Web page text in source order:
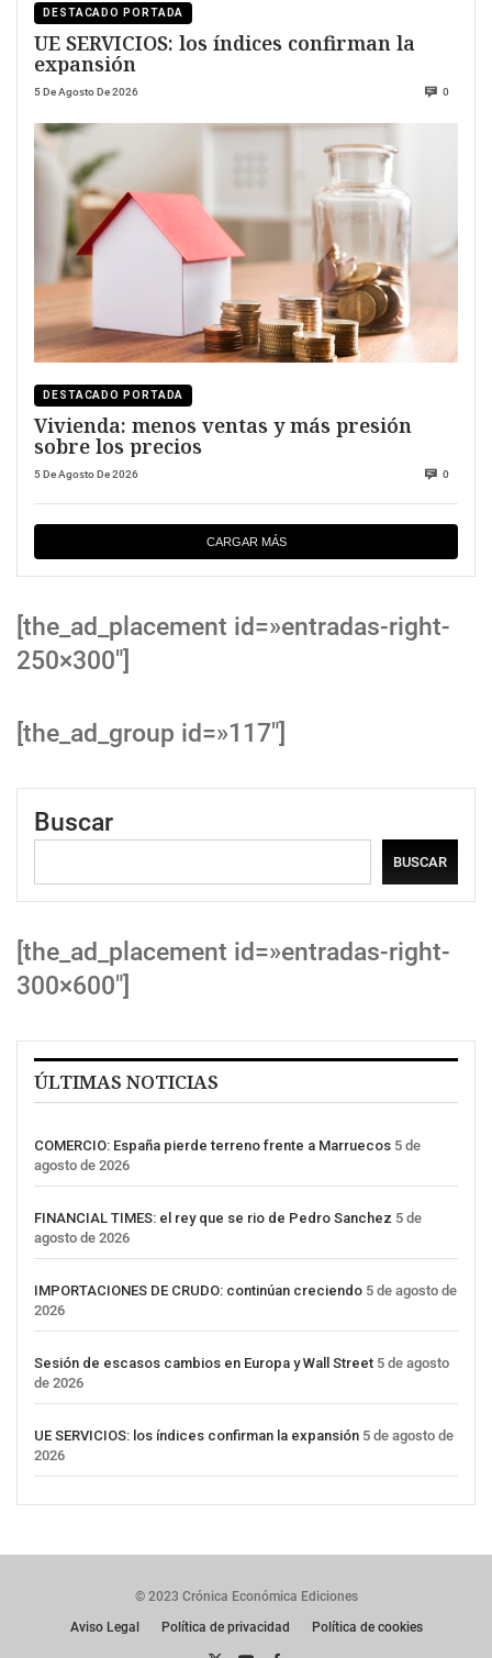
DESTACADO PORTADA
UE SERVICIOS: los índices confirman la
expansión
5 De Agosto De 2026 0
DESTACADO PORTADA
Vivienda: menos ventas y más presión
sobre los precios
5 De Agosto De 2026 0
CARGAR MÁS
[the_ad_placement id=»entradas-right-
250×300″]
[the_ad_group id=»117″]
Buscar
BUSCAR
[the_ad_placement id=»entradas-right-
300×600″]
ÚLTIMAS NOTICIAS
COMERCIO: España pierde terreno frente a Marruecos 5 de
agosto de 2026
FINANCIAL TIMES: el rey que se rio de Pedro Sanchez 5 de
agosto de 2026
IMPORTACIONES DE CRUDO: continúan creciendo 5 de agosto de
2026
Sesión de escasos cambios en Europa y Wall Street 5 de agosto
de 2026
UE SERVICIOS: los índices confirman la expansión 5 de agosto de
2026
© 2023 Crónica Económica Ediciones
Aviso Legal
Política de privacidad Política de cookies